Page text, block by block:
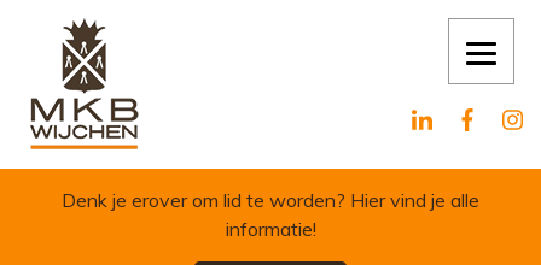
Skip to content
Denk je erover om lid te worden? Hier vind je alle
informatie!